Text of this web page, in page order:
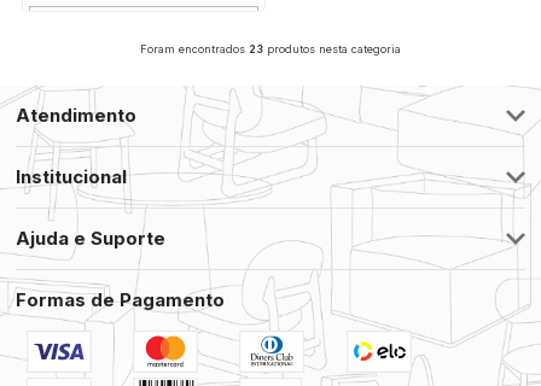
Foram encontrados 23 produtos nesta categoria
Atendimento
Institucional
Ajuda e Suporte
Formas de Pagamento